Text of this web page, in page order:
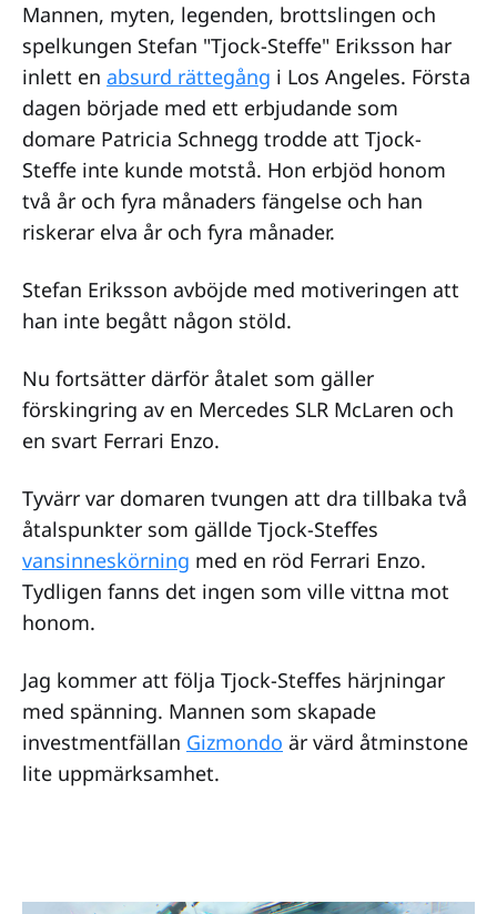
Mannen, myten, legenden, brottslingen och
spelkungen Stefan "Tjock-Steffe" Eriksson har
inlett en absurd rättegång i Los Angeles. Första
dagen började med ett erbjudande som
domare Patricia Schnegg trodde att Tjock-
Steffe inte kunde motstå. Hon erbjöd honom
två år och fyra månaders fängelse och han
riskerar elva år och fyra månader.
Stefan Eriksson avböjde med motiveringen att
han inte begått någon stöld.
Nu fortsätter därför åtalet som gäller
förskingring av en Mercedes SLR McLaren och
en svart Ferrari Enzo.
Tyvärr var domaren tvungen att dra tillbaka två
åtalspunkter som gällde Tjock-Steffes
vansinneskörning med en röd Ferrari Enzo.
Tydligen fanns det ingen som ville vittna mot
honom.
Jag kommer att följa Tjock-Steffes härjningar
med spänning. Mannen som skapade
investmentfällan Gizmondo är värd åtminstone
lite uppmärksamhet.